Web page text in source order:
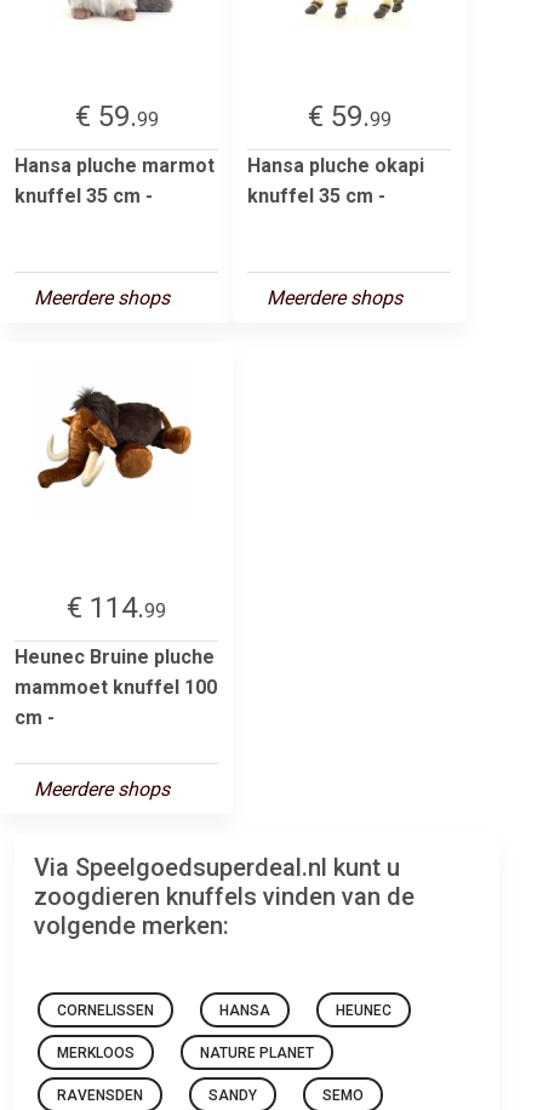
€ 59.99
Hansa pluche marmot
knuffel 35 cm -
Meerdere shops
€ 59.99
Hansa pluche okapi
knuffel 35 cm -
Meerdere shops
€ 114.99
Heunec Bruine pluche
mammoet knuffel 100
cm -
Meerdere shops
Via Speelgoedsuperdeal.nl kunt u
zoogdieren knuffels vinden van de
volgende merken:
CORNELISSEN HANSA HEUNEC
MERKLOOS NATURE PLANET
RAVENSDEN SANDY SEMO